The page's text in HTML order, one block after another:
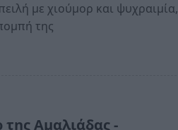
με χιούμορ και ψυχραιμία,
της
Αμαλιάδας -